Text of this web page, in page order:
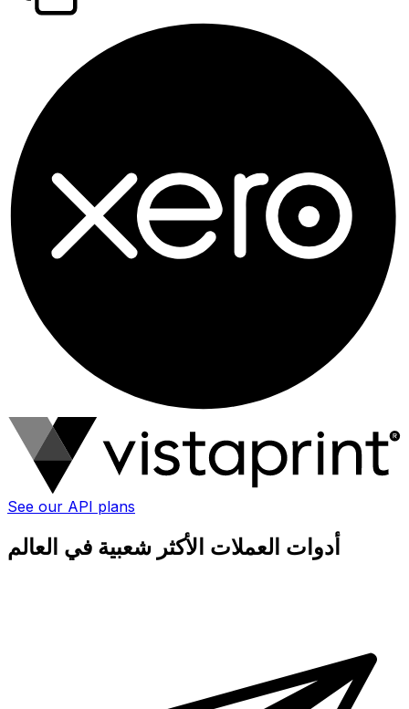
See our API plans
أدوات العملات الأكثر شعبية في العالم